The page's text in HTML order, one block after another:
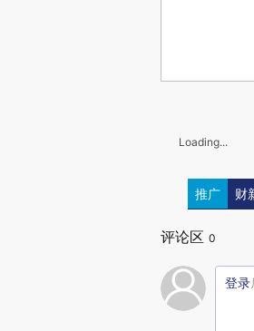
Loading...
推广 财
评论区 0
登录